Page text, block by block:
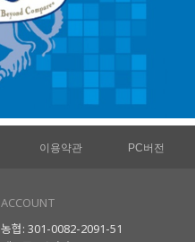
이용약관 PC버전
ACCOUNT
농협: 301-0082-2091-51